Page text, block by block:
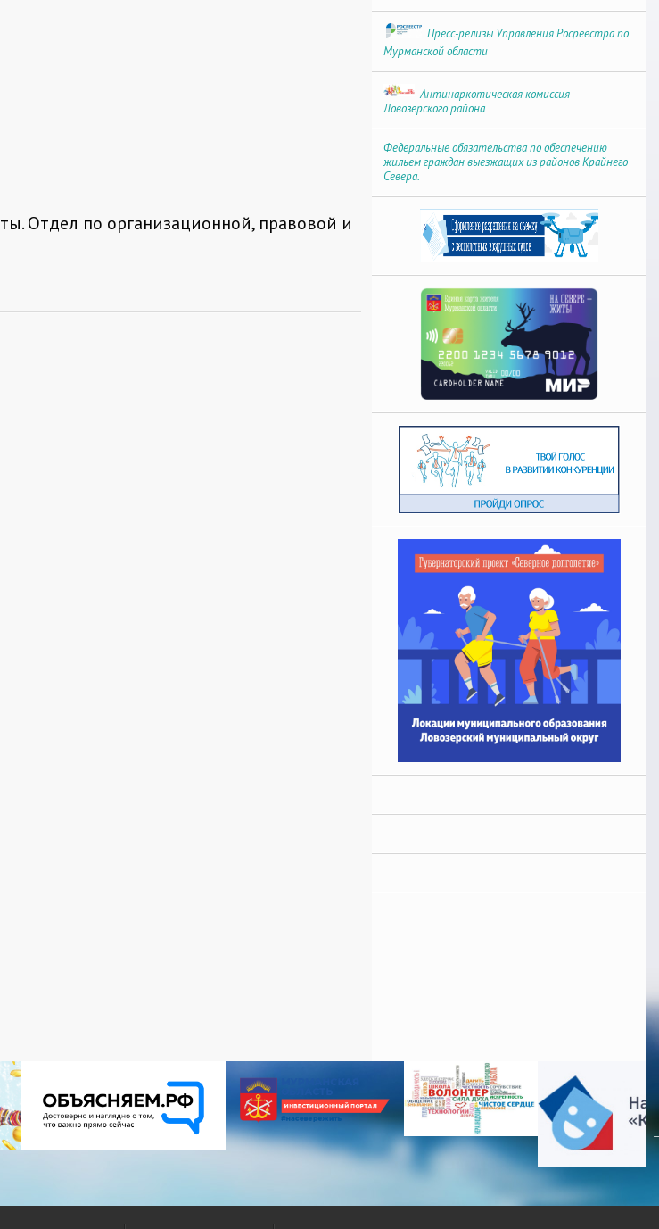
Отдел по организационной, правовой и
Пресс-релизы Управления Росреестра по
Мурманской области
Антинаркотическая комиссия
Ловозерского района
Федеральные обязательства по обеспечению
жильем граждан выезжащих из районов Крайнего
Севера.